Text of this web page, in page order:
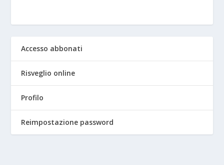
Accesso abbonati
Risveglio online
Profilo
Reimpostazione password